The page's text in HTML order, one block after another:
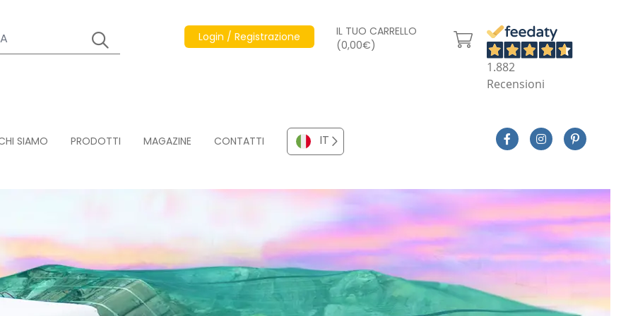
Login / Registrazione
IL TUO CARRELLO
(0,00€)
1.882
Recensioni
SIAMO PRODOTTI MAGAZINE CONTATTI IT